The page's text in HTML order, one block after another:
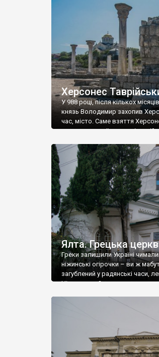
візантійської доби. Раритети
культурної спадщини ЮНЕСКО
Офіційно – на виставку
влада в Україні вважають це
Херсонес
У 988 році, після кількох
князь Володимир захопив
час, місто. Саме взяття
диктувати свої умови
Херсонесі Володимир-язичник,
християнином. А потім було
Херсонесу Таврійського
Ялта. Грецька
Греки залишили Україні
ніжинські огірочки – ви ж
загублений у радянські часи,
Ніжин греки?